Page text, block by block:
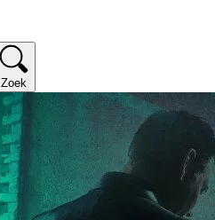
Zoek